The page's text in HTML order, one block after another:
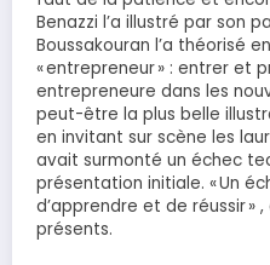
Benazzi l’a illustré par son
Boussakouran l’a théorisé
« entrepreneur » : entrer et
entrepreneure dans les
peut-être la plus belle
en invitant sur scène les
avait surmonté un échec
présentation initiale. « Un
d’apprendre et de réussir »
présents.